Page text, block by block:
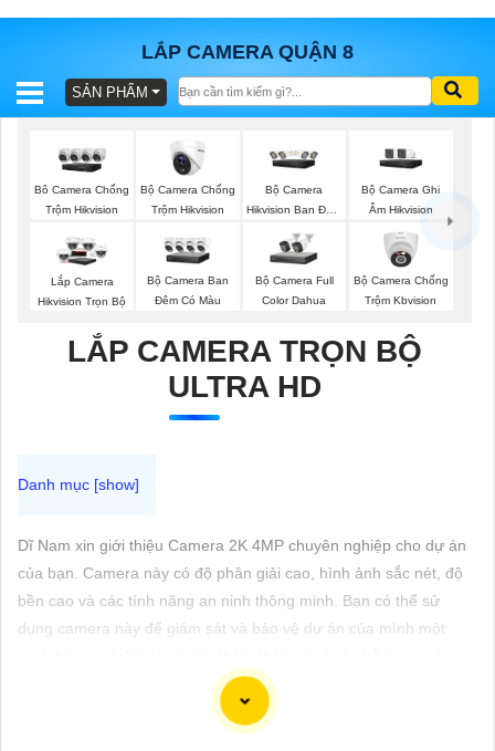
LẮP CAMERA QUẬN 8
BÁO
TRỌN
GÓI
SẢN
PHỤ
KIỆN
SẢN PHẨM
Bô Camera Chống
Trộm Hikvision
Bộ Camera Chống
Trộm Hikvision
Bộ Camera
Hikvision Ban Đêm
Bộ Camera Ghi
Âm Hikvision
Lắp Camera
Hikvision Trọn Bộ
Bộ Camera Ban
Đêm Có Màu
Bộ Camera Full
Color Dahua
Bộ Camera Chống
Trộm Kbvision
LẮP CAMERA TRỌN BỘ
ULTRA HD
Dĩ Nam xin giới thiệu Camera 2K 4MP chuyên nghiệp cho dự án
của bạn. Camera này có độ phân giải cao, hình ảnh sắc nét, độ
bền cao và các tính năng an ninh thông minh. Bạn có thể sử
dụng camera này để giám sát và bảo vệ dự án của mình một
cho biết thêm chi tiết để chúng Từng công trình có thể hỗ trợ